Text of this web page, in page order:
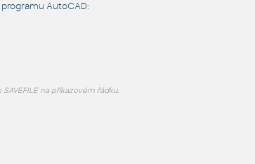
AutoCAD:
na příkazovém řádku.